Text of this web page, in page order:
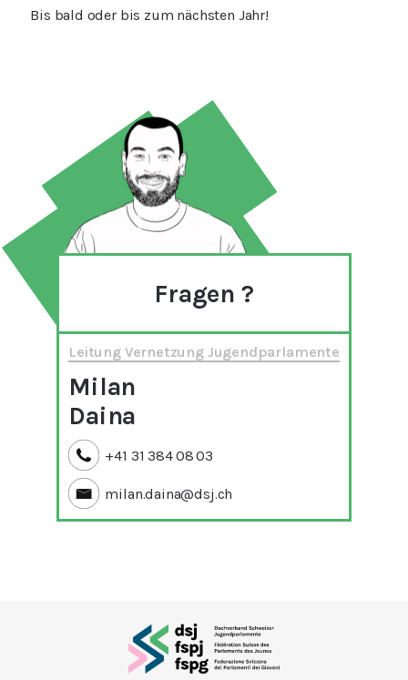
Bis bald oder bis zum nächsten Jahr!
Fragen ?
Leitung Vernetzung Jugendparlamente
Milan
Daina
+41 31 384 08 03
milan.daina@dsj.ch